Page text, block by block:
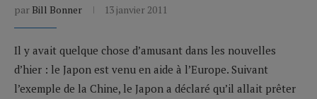
par Bill Bonner 13 janvier 2011
Il y avait quelque chose d’amusant dans les nouvelles
d’hier : le Japon est venu en aide à l’Europe. Suivant
l’exemple de la Chine, le Japon a déclaré qu’il allait prêter